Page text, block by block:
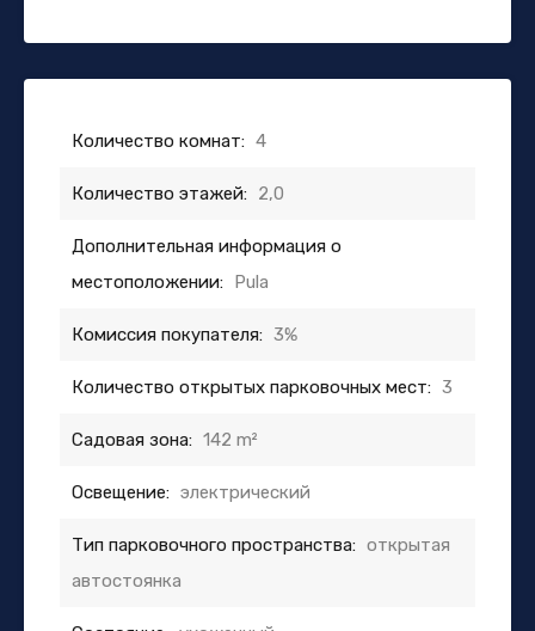
Количество комнат: 4
Количество этажей: 2,0
Дополнительная информация о
местоположении: Pula
Комиссия покупателя: 3%
Количество открытых парковочных мест: 3
Садовая зона: 142 m²
Освещение: электрический
Тип парковочного пространства: открытая
автостоянка